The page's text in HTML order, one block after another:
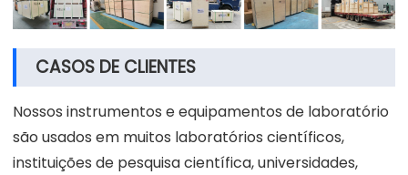
CASOS DE CLIENTES
Nossos instrumentos e equipamentos de laboratório
são usados em muitos laboratórios científicos,
instituições de pesquisa científica, universidades,